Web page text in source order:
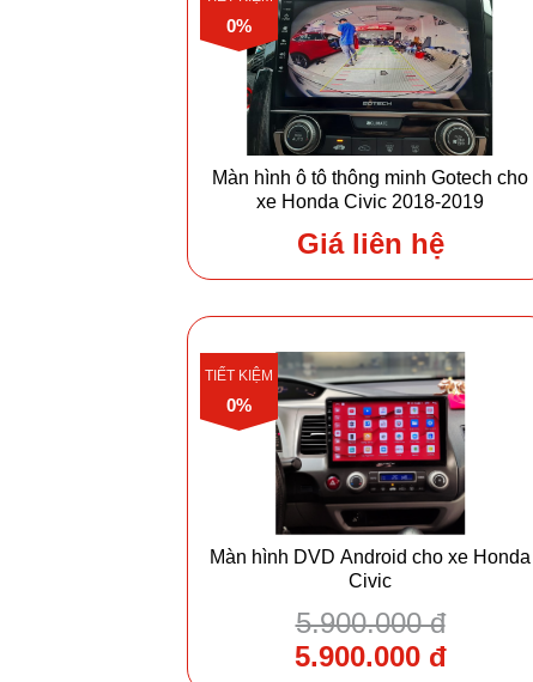
0%
Màn hình ô tô thông minh Gotech cho
xe Honda Civic 2018-2019
Giá liên hệ
TIẾT KIỆM
0%
Màn hình DVD Android cho xe Honda
Civic
5.900.000 đ
5.900.000 đ